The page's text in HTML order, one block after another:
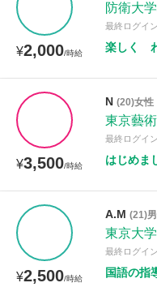
¥2,000/時給
防衛大
最終ログイ
楽しく
¥3,500/時給
N (20)女性
東京藝
最終ログイ
はじめま
¥2,500/時給
A.M (21)
東京大学
最終ログイ
国語の指